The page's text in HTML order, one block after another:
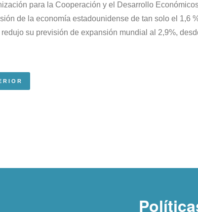
para la Cooperación y el Desarrollo
de la economía estadounidense de tan solo el 1,6
redujo su previsión de expansión mundial al 2,9%,